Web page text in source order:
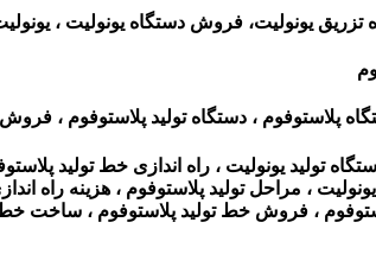
یونولیت، فروش دستگاه یونولیت ،
پلاستوفوم ، دستگاه تولید پلاستوفوم ،
تولید یونولیت ، راه اندازی خط تولید
یونولیت ، مراحل تولید پلاستوفوم ، هزینه
، فروش خط تولید پلاستوفوم ، ساخت خط